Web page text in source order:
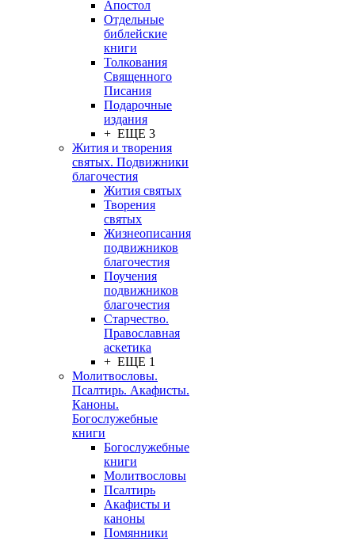
Апостол
Отдельные
библейские
книги
Толкования
Священного
Писания
Подарочные
издания
+ ЕЩЕ 3
Жития и творения
святых. Подвижники
благочестия
Жития святых
Творения
святых
Жизнеописания
подвижников
благочестия
Поучения
подвижников
благочестия
Старчество.
Православная
аскетика
+ ЕЩЕ 1
Молитвословы.
Псалтирь. Акафисты.
Каноны.
Богослужебные
книги
Богослужебные
книги
Молитвословы
Псалтирь
Акафисты и
каноны
Помянники